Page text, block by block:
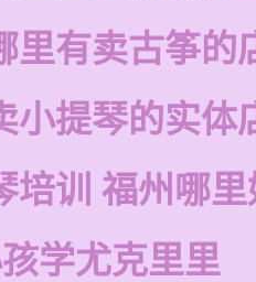
里有卖古筝的
小提琴的实体
培训 福州哪
学尤克里里